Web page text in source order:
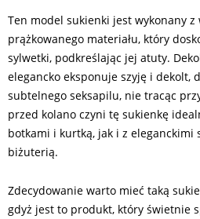
Ten model sukienki jest wykonany z
prążkowanego materiału, który
sylwetki, podkreślając jej atuty.
elegancko eksponuje szyję i dekolt,
subtelnego seksapilu, nie tracąc
przed kolano czyni tę sukienkę
botkami i kurtką, jak i z eleganckimi
biżuterią.
Zdecydowanie warto mieć taką
gdyż jest to produkt, który świetnie